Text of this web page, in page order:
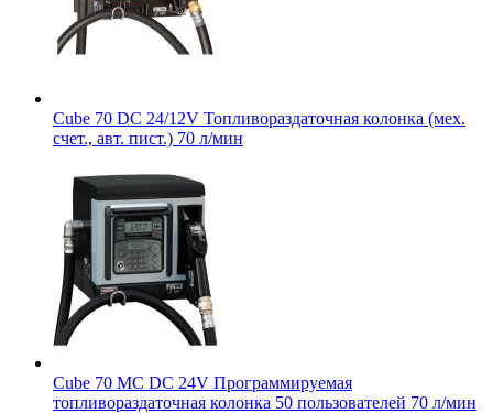
Cube 70 DC 24/12V Топливораздаточная колонка (мех.
счет., авт. пист.) 70 л/мин
Cube 70 MC DC 24V Программируемая
топливораздаточная колонка 50 пользователей 70 л/мин